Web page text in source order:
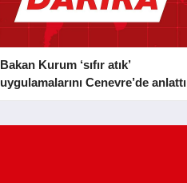
Bakan Kurum ‘sıfır atık’
uygulamalarını Cenevre’de anlattı